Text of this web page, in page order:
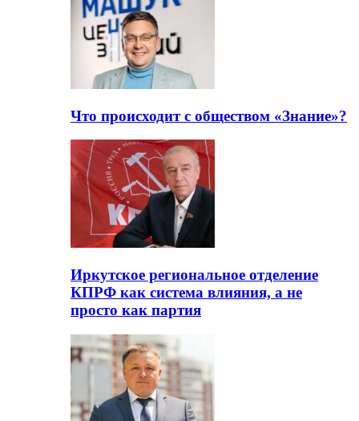
Что происходит с обществом «Знание»?
Иркутское региональное отделение
КПРФ как система влияния, а не
просто как партия